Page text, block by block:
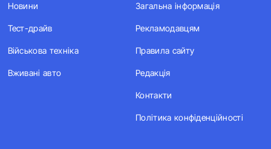
Новини
Тест-драйв
Військова техніка
Вживані авто
Загальна інформація
Рекламодавцям
Правила сайту
Редакція
Контакти
Політика конфіденційності